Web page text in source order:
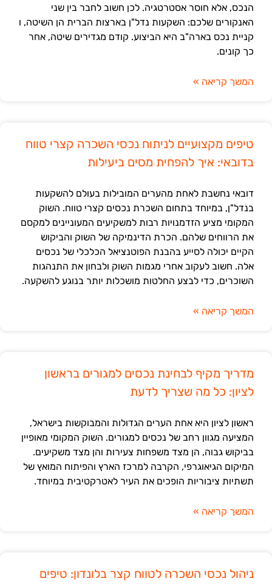
הנכס, אלא חוסר אסטרטגיה. לכן חשוב לחבר בין שני
האנקורים שלכם: השקעות נדל"ן בארצות הברית הן השיטה, ו
קניית נכס בארה"ב היא הביצוע. קודם מגדירים שיטה, אחר
כך קונים.
המשך קריאה »
טיפים מקצועיים לניתוח נכסי השכרה קצרי טווח
בדובאי: איך להפחית מסים ביעילות
דובאי נחשבת לאחת מהערים המובילות בעולם להשקעות
בנדל"ן, במיוחד בתחום השכרת נכסים קצרי טווח. השוק
המקומי מציע הזדמנויות רבות למשקיעים המעוניינים למקסם
את הרווחים שלהם. הכרת הדינמיקה של השוק והביקוש
הקיים יכולה לסייע בהבנת הפוטנציאל הכלכלי של נכסים
אלה. חשוב לעקוב אחרי מגמות השוק ולבחון את התנהגות
השוכרים, כדי לבצע החלטות מושכלות יותר בנוגע להשקעה.
המשך קריאה »
מדריך מקיף לבחינת נכסים למגורים בראשון
לציון: כל מה שצריך לדעת
ראשון לציון היא אחת הערים הגדולות והמבוקשות בישראל,
המציעה מגוון רחב של נכסים למגורים. השוק המקומי מאופיין
בביקוש גבוה, הן מצד משפחות צעירות והן מצד משקיעים.
המיקום הגיאוגרפי, הקרבה למרכז הארץ והפיתוח המואץ של
תשתיות ציבוריות הופכים את העיר לאטרקטיבית במיוחד.
המשך קריאה »
ניהול נכסי השכרה לטווח קצר בלונדון: טיפים